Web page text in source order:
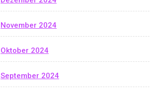
November 2024
Oktober 2024
September 2024